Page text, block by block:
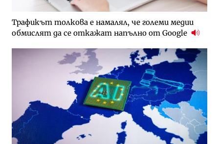
Трафикът толкова е намалял, че големи медии
обмислят да се откажат напълно от Google